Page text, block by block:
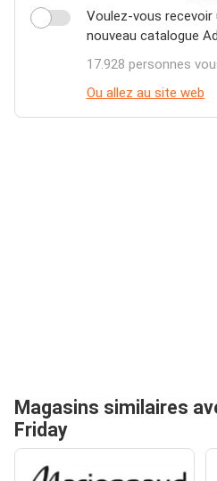
Voulez-vous recevoir
nouveau catalogue
17.928 personnes
Ou allez au site web
Magasins similaires
Friday